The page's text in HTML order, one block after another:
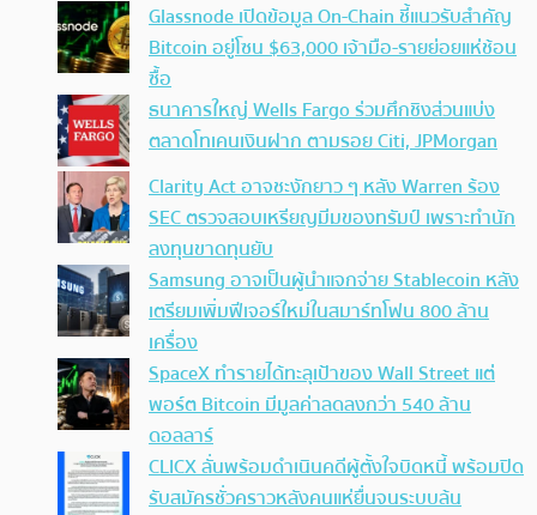
Glassnode เปิดข้อมูล On-Chain ชี้แนวรับสำคัญ
Bitcoin อยู่โซน $63,000 เจ้ามือ-รายย่อยแห่ช้อน
ซื้อ
ธนาคารใหญ่ Wells Fargo ร่วมศึกชิงส่วนแบ่ง
ตลาดโทเคนเงินฝาก ตามรอย Citi, JPMorgan
Clarity Act อาจชะงักยาว ๆ หลัง Warren ร้อง
SEC ตรวจสอบเหรียญมีมของทรัมป์ เพราะทำนัก
ลงทุนขาดทุนยับ
Samsung อาจเป็นผู้นำแจกจ่าย Stablecoin หลัง
เตรียมเพิ่มฟีเจอร์ใหม่ในสมาร์ทโฟน 800 ล้าน
เครื่อง
SpaceX ทำรายได้ทะลุเป้าของ Wall Street แต่
พอร์ต Bitcoin มีมูลค่าลดลงกว่า 540 ล้าน
ดอลลาร์
CLICX ลั่นพร้อมดำเนินคดีผู้ตั้งใจบิดหนี้ พร้อมปิด
รับสมัครชั่วคราวหลังคนแห่ยื่นจนระบบล้น